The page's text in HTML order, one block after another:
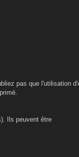
pas que l'utilisation
Ils peuvent être